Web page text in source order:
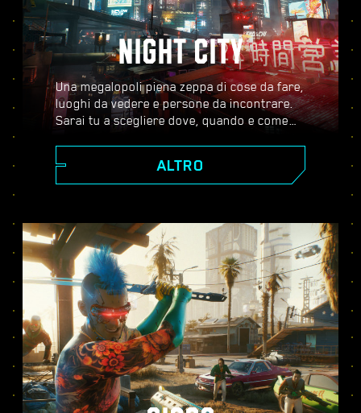
NIGHT CITY
Una megalopoli piena zeppa di cose da fare,
luoghi da vedere e persone da incontrare.
Sarai tu a scegliere dove, quando e come
City è costellata di segreti da scoprire.
ALTRO